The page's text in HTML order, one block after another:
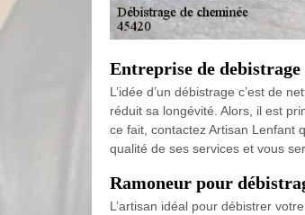
Entreprise de debistrage
L’idée d’un débistrage c’est de
réduit sa longévité. Alors, il est
ce fait, contactez Artisan Lenfant
qualité de ses services et vous
Ramoneur pour
L’artisan idéal pour débistrer